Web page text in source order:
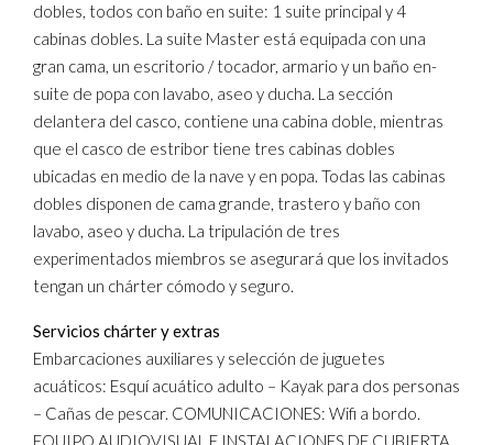
dobles, todos con baño en suite: 1 suite principal y 4
cabinas dobles. La suite Master está equipada con una
gran cama, un escritorio / tocador, armario y un baño en-
suite de popa con lavabo, aseo y ducha. La sección
delantera del casco, contiene una cabina doble, mientras
que el casco de estribor tiene tres cabinas dobles
ubicadas en medio de la nave y en popa. Todas las cabinas
dobles disponen de cama grande, trastero y baño con
lavabo, aseo y ducha. La tripulación de tres
experimentados miembros se asegurará que los invitados
tengan un chárter cómodo y seguro.
Servicios chárter y extras
Embarcaciones auxiliares y selección de juguetes
acuáticos: Esquí acuático adulto – Kayak para dos personas
– Cañas de pescar. COMUNICACIONES: Wifi a bordo.
EQUIPO AUDIOVISUAL E INSTALACIONES DE CUBIERTA.